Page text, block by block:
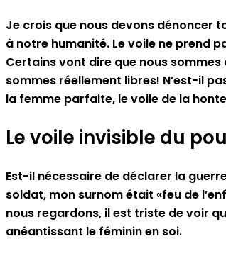
Je crois que nous devons dénoncer
à notre humanité. Le voile ne prend
Certains vont dire que nous
sommes réellement libres! N’est-il
la femme parfaite, le voile de la
Le voile invisible du
Est-il nécessaire de déclarer la
soldat, mon surnom était «feu de
nous regardons, il est triste de voir
anéantissant le féminin en soi.